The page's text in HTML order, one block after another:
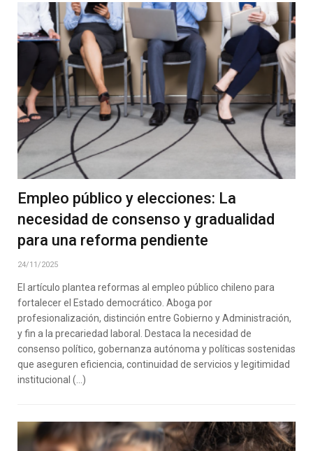
Empleo público y elecciones: La
necesidad de consenso y gradualidad
para una reforma pendiente
24/11/2025
El artículo plantea reformas al empleo público chileno para
fortalecer el Estado democrático. Aboga por
profesionalización, distinción entre Gobierno y Administración,
y fin a la precariedad laboral. Destaca la necesidad de
consenso político, gobernanza autónoma y políticas sostenidas
que aseguren eficiencia, continuidad de servicios y legitimidad
institucional (…)